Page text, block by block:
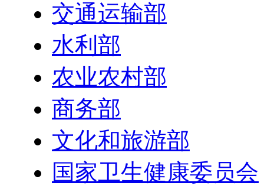
交通运输部
水利部
农业农村部
商务部
文化和旅游部
国家卫生健康委员会